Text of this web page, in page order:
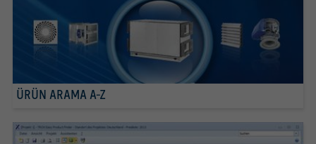
ÜRÜN ARAMA A-Z